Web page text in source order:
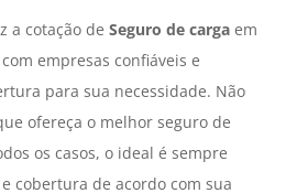
a cotação de Seguro de cargaem
empresas confiáveis e
para sua necessidade. Não
ofereça o melhor seguro de
os casos, o ideal é sempre
cobertura de acordo com sua